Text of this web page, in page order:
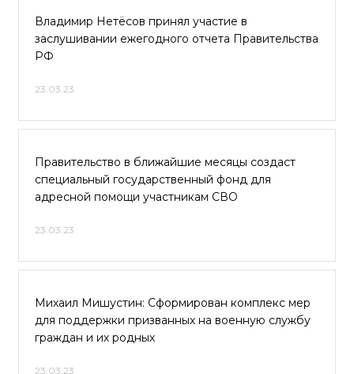
Владимир Нетёсов принял участие в
заслушивании ежегодного отчета Правительства
РФ
23.03.23
Правительство в ближайшие месяцы создаст
специальный государственный фонд для
адресной помощи участникам СВО
23.03.23
Михаил Мишустин: Сформирован комплекс мер
для поддержки призванных на военную службу
граждан и их родных
23.03.23